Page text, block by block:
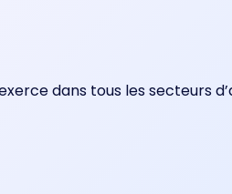
dans tous les secteurs